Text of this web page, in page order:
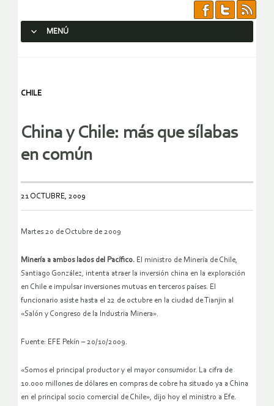
MENÚ
CHILE
China y Chile: más que sílabas
en común
21 OCTUBRE, 2009
Martes 20 de Octubre de 2009
Minería a ambos lados del Pacífico. El ministro de Minería de Chile,
Santiago González, intenta atraer la inversión china en la exploración
en Chile e impulsar inversiones mutuas en terceros países. El
funcionario asiste hasta el 22 de octubre en la ciudad de Tianjin al
«Salón y Congreso de la Industria Minera».
Fuente: EFE Pekín – 20/10/2009.
«Somos el principal productor y el mayor consumidor. La cifra de
10.000 millones de dólares en compras de cobre ha situado ya a China
en el principal socio comercial de Chile», dijo hoy el ministro a Efe.